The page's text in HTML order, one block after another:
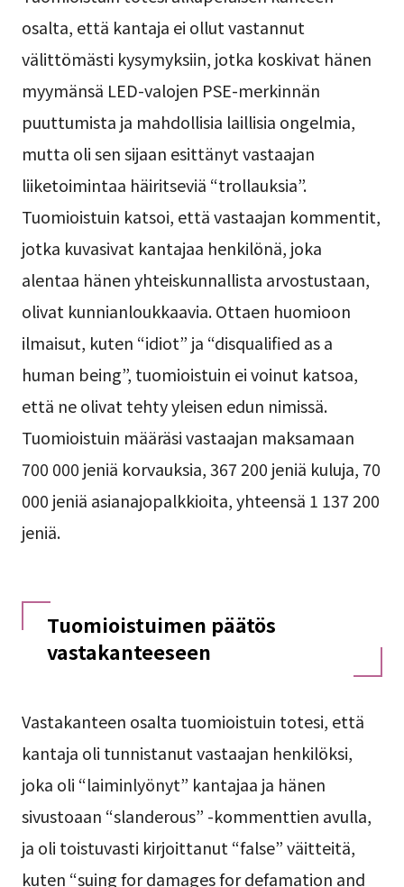
osalta, että kantaja ei ollut vastannut
välittömästi kysymyksiin, jotka koskivat hänen
myymänsä LED-valojen PSE-merkinnän
puuttumista ja mahdollisia laillisia ongelmia,
mutta oli sen sijaan esittänyt vastaajan
liiketoimintaa häiritseviä “trollauksia”.
Tuomioistuin katsoi, että vastaajan kommentit,
jotka kuvasivat kantajaa henkilönä, joka
alentaa hänen yhteiskunnallista arvostustaan,
olivat kunnianloukkaavia. Ottaen huomioon
ilmaisut, kuten “idiot” ja “disqualified as a
human being”, tuomioistuin ei voinut katsoa,
että ne olivat tehty yleisen edun nimissä.
Tuomioistuin määräsi vastaajan maksamaan
700 000 jeniä korvauksia, 367 200 jeniä kuluja, 70
000 jeniä asianajopalkkioita, yhteensä 1 137 200
jeniä.
Tuomioistuimen päätös
vastakanteeseen
Vastakanteen osalta tuomioistuin totesi, että
kantaja oli tunnistanut vastaajan henkilöksi,
joka oli “laiminlyönyt” kantajaa ja hänen
sivustoaan “slanderous” -kommenttien avulla,
ja oli toistuvasti kirjoittanut “false” väitteitä,
kuten “suing for damages for defamation and